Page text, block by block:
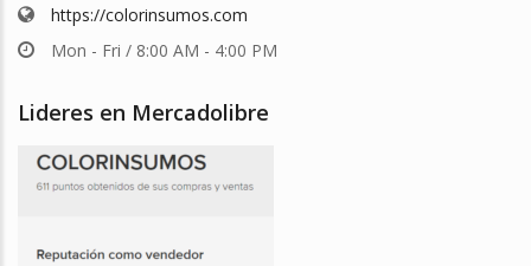
https://colorinsumos.com
Mon - Fri / 8:00 AM - 4:00 PM
Lideres en Mercadolibre